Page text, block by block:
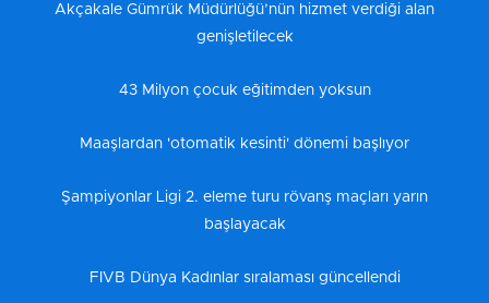
Akçakale Gümrük Müdürlüğü’nün hizmet verdiği alan
genişletilecek
43 Milyon çocuk eğitimden yoksun
Maaşlardan 'otomatik kesinti' dönemi başlıyor
Şampiyonlar Ligi 2. eleme turu rövanş maçları yarın
başlayacak
FIVB Dünya Kadınlar sıralaması güncellendi